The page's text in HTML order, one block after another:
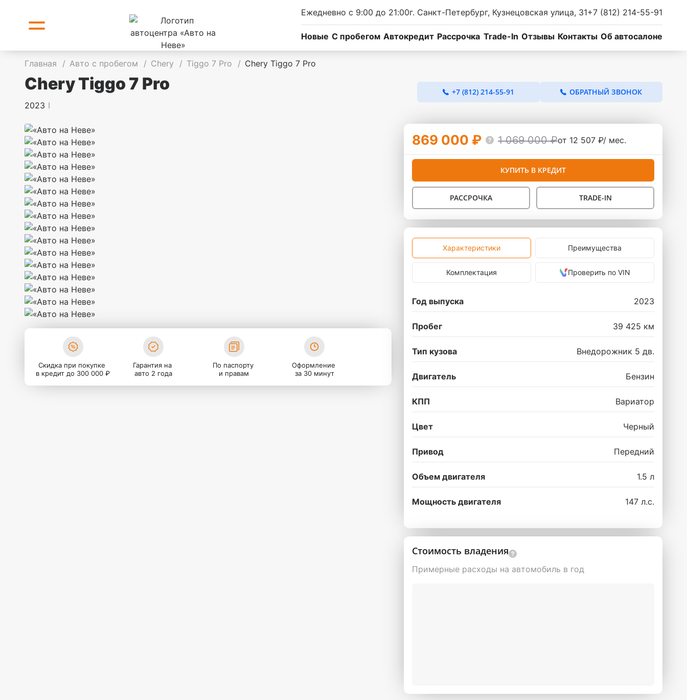
Ежедневно с 9:00 до 21:00г. Санкт-Петербург, Кузнецовская улица, 31+7 (812) 214-55-91
Новые C пробегом Автокредит Рассрочка Trade-In Отзывы Контакты Об автосалоне
Главная / Авто с пробегом / Chery / Tiggo 7 Pro / Chery Tiggo 7 Pro
Chery Tiggo 7 Pro
2023 I
+7 (812) 214-55-91 ОБРАТНЫЙ ЗВОНОК
Скидка при покупке
в кредит до 300 000 ₽
Гарантия на
авто 2 года
По паспорту
и правам
Оформление
за 30 минут
869 000 ₽ 1 069 000 ₽от 12 507 ₽/ мес.
КУПИТЬ В КРЕДИТ
РАССРОЧКА TRADE-IN
Характеристики Преимущества
Комплектация Проверить по VIN
Год выпуска 2023
Пробег 39 425 км
Тип кузова Внедорожник 5 дв.
Двигатель Бензин
КПП Вариатор
Цвет Черный
Привод Передний
Объем двигателя 1.5 л
Мощность двигателя 147 л.с.
Стоимость владения
Примерные расходы на автомобиль в год